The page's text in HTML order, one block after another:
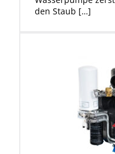
den Staub […]